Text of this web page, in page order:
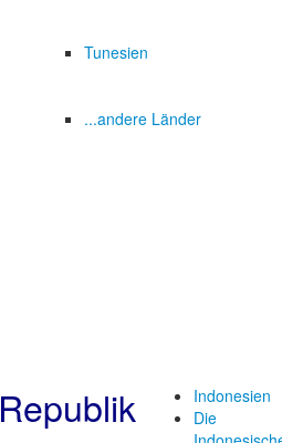
Tunesien
...andere Länder
Republik
Indonesien
Die